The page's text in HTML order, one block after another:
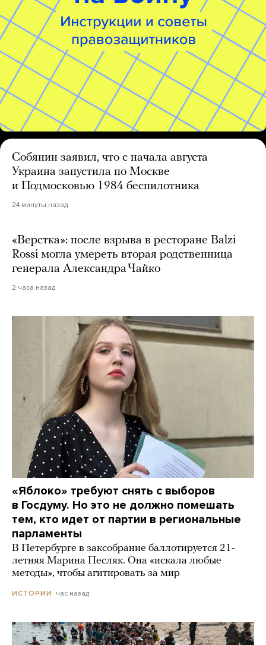
Собянин заявил, что с начала августа
Украина запустила по Москве
и Подмосковью 1984 беспилотника
24 минуты назад
«Верстка»: после взрыва в ресторане Balzi
Rossi могла умереть вторая родственница
генерала Александра Чайко
2 часа назад
«Яблоко» требуют снять с выборов
в Госдуму. Но это не должно помешать
тем, кто идет от партии в региональные
парламенты
В Петербурге в заксобрание баллотируется 21-
летняя Марина Песляк. Она «искала любые
методы», чтобы агитировать за мир
ИСТОРИИ час назад